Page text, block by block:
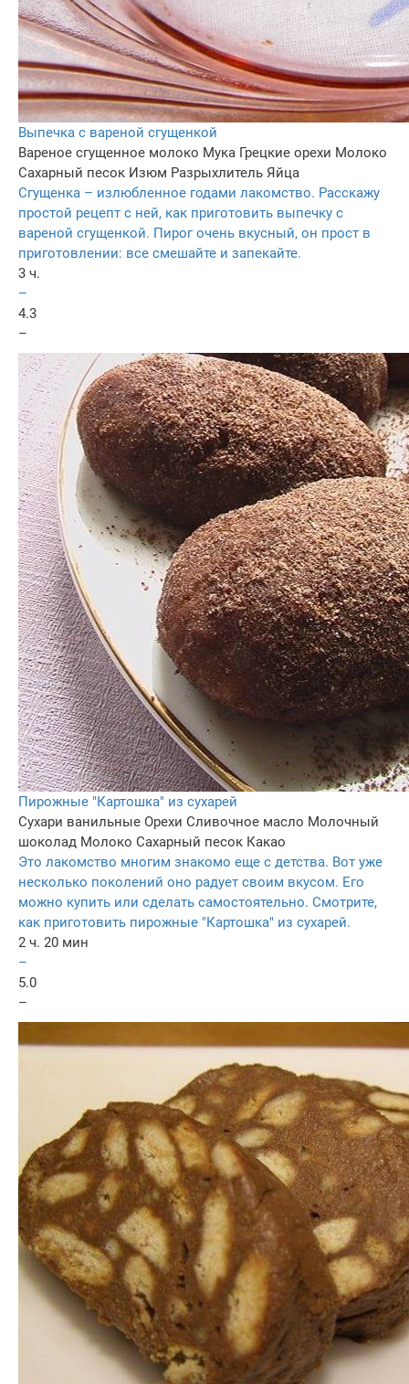
Выпечка с вареной сгущенкой
Вареное сгущенное молоко Мука Грецкие орехи Молоко
Сахарный песок Изюм Разрыхлитель Яйца
Сгущенка – излюбленное годами лакомство. Расскажу
простой рецепт с ней, как приготовить выпечку с
вареной сгущенкой. Пирог очень вкусный, он прост в
приготовлении: все смешайте и запекайте.
3 ч.
–
4.3
–
Пирожные "Картошка" из сухарей
Сухари ванильные Орехи Сливочное масло Молочный
шоколад Молоко Сахарный песок Какао
Это лакомство многим знакомо еще с детства. Вот уже
несколько поколений оно радует своим вкусом. Его
можно купить или сделать самостоятельно. Смотрите,
как приготовить пирожные "Картошка" из сухарей.
2 ч. 20 мин
–
5.0
–